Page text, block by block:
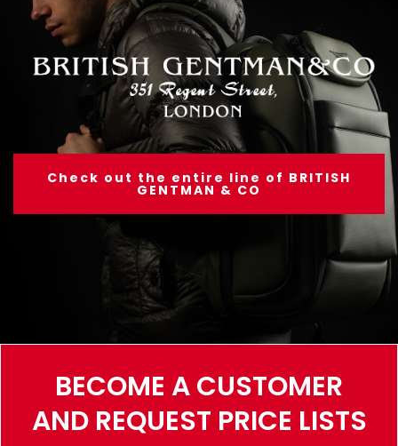
Check out the entire line of BRITISH
GENTMAN & CO
BECOME A CUSTOMER
AND REQUEST PRICE LISTS